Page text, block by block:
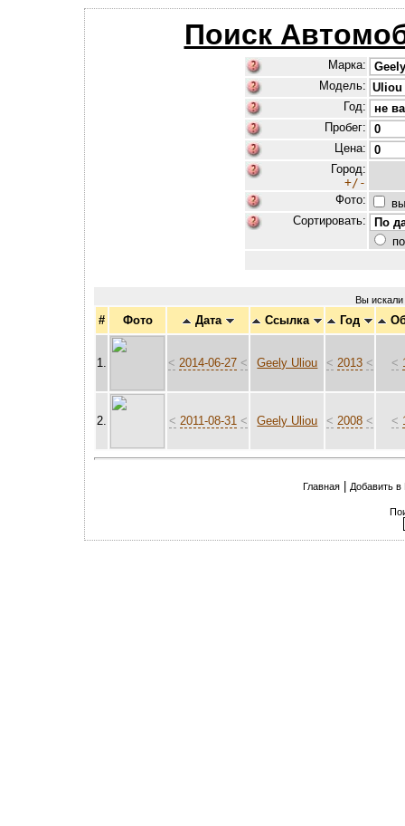
Поиск
Марка:
Модель:
Год:
Пробег:
Цена:
Город:
+/-
Фото:
Сортировать:
Вы
# Фото Дата Ссылка Год
1. < 2014-06-27 < Geely Uliou < 2013 < <
2. < 2011-08-31 < Geely Uliou < 2008 < <
Главная Добавить в